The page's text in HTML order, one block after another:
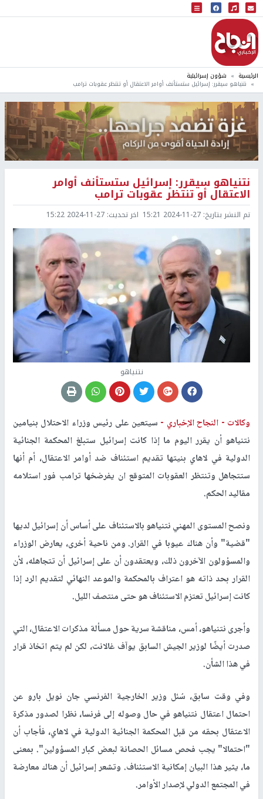
البث المباشر
إذاعة النجاح
الرئيسية شؤون إسرائيلية
نتنياهو سيقرر: إسرائيل ستستأنف أوامر الاعتقال أو تنتظر عقوبات ترامب
نتنياهو سيقرر: إسرائيل ستستأنف أوامر
الاعتقال أو تنتظر عقوبات ترامب
تم النشر بتاريخ: 2024-11-27 15:21 اخر تحديث: 2024-11-27 15:22
نتنياهو
وكالات - النجاح الإخباري - سيتعين على رئيس وزراء الاحتلال بنيامين
نتنياهو أن يقرر اليوم ما إذا كانت إسرائيل ستبلغ المحكمة الجنائية
الدولية في لاهاي بنيتها تقديم استئناف ضد أوامر الاعتقال، أم أنها
ستتجاهل وتنتظر العقوبات المتوقع ان يفرضخها ترامب فور استلامه
مقاليد الحكم.
ونصح المستوى المهني نتنياهو بالاستئناف على أساس أن إسرائيل لديها
"قضية" وأن هناك عيوبا في القرار. ومن ناحية أخرى، يعارض الوزراء
والمسؤولون الآخرون ذلك، ويعتقدون أن على إسرائيل أن تتجاهله، لأن
القرار بحد ذاته هو اعتراف بالمحكمة والموعد النهائي لتقديم الرد إذا
كانت إسرائيل تعتزم الاستئناف هو حتى منتصف الليل.
وأجرى نتنياهو، أمس، مناقشة سرية حول مسألة مذكرات الاعتقال، التي
صدرت أيضًا لوزير الجيش السابق يوآف غالانت، لكن لم يتم اتخاذ قرار
في هذا الشأن.
وفي وقت سابق، سُئل وزير الخارجية الفرنسي جان نويل بارو عن
احتمال اعتقال نتنياهو في حال وصوله إلى فرنسا، نظرا لصدور مذكرة
الاعتقال بحقه من قبل المحكمة الجنائية الدولية في لاهاي، فأجاب أن
"احتمالا" يجب فحص مسائل الحصانة لبعض كبار المسؤولين". بمعنى
ما، يثير هذا البيان إمكانية الاستئناف. وتشعر إسرائيل أن هناك معارضة
في المجتمع الدولي لإصدار الأوامر.